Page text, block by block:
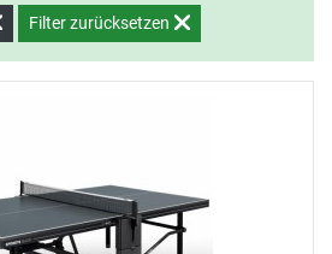
und Wettkampfspieler sehr wichtig
und das ausschlaggebende
Filter zurücksetzen